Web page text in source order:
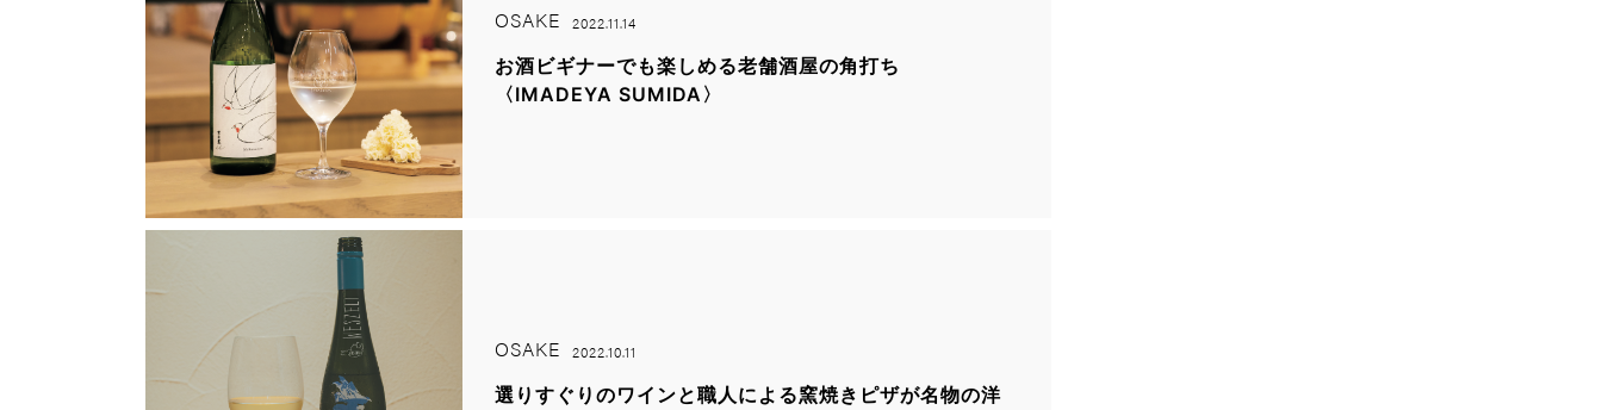
OSAKE 2022.11.14
お酒ビギナーでも楽しめる老舗酒屋の角打ち
〈IMADEYA SUMIDA〉
OSAKE 2022.10.11
選りすぐりのワインと職人による窯焼きピザが名物の洋